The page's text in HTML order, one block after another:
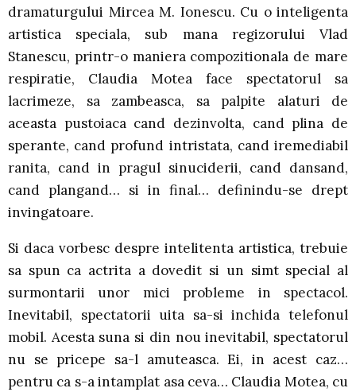
dramaturgului Mircea M. Ionescu. Cu o inteligenta
artistica speciala, sub mana regizorului Vlad
Stanescu, printr-o maniera compozitionala de mare
respiratie, Claudia Motea face spectatorul sa
lacrimeze, sa zambeasca, sa palpite alaturi de
aceasta pustoiaca cand dezinvolta, cand plina de
sperante, cand profund intristata, cand iremediabil
ranita, cand in pragul sinuciderii, cand dansand,
cand plangand… si in final… definindu-se drept
invingatoare.
Si daca vorbesc despre intelitenta artistica, trebuie
sa spun ca actrita a dovedit si un simt special al
surmontarii unor mici probleme in spectacol.
Inevitabil, spectatorii uita sa-si inchida telefonul
mobil. Acesta suna si din nou inevitabil, spectatorul
nu se pricepe sa-l amuteasca. Ei, in acest caz…
pentru ca s-a intamplat asa ceva… Claudia Motea, cu